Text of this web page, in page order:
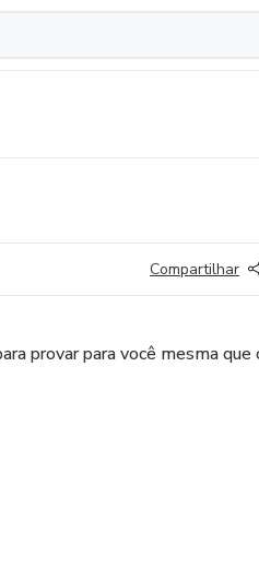
Compartilhar
provar para você mesma que